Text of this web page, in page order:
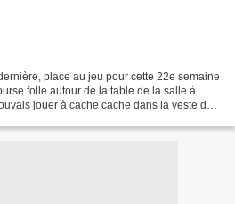
place au jeu pour cette 22e semaine
folle autour de la table de la salle à
jouer à cache cache dans la veste de